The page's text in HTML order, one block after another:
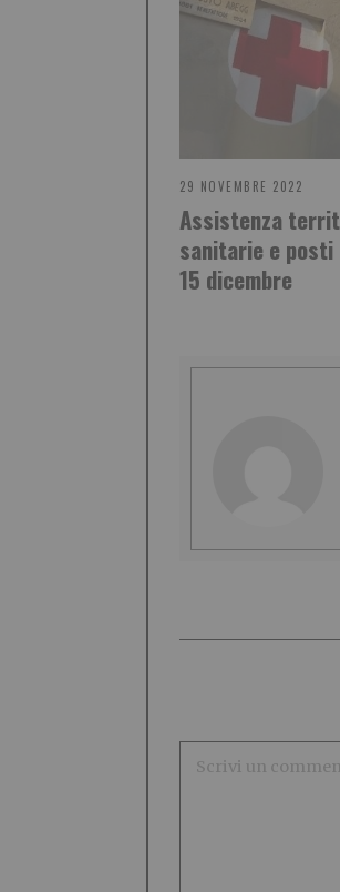
29 NOVEMBRE 2022
Assistenza
sanitarie e posti
15 dicembre